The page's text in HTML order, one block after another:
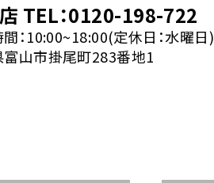
TEL：0120-198-722
：10:00~18:00(定休日：水曜日)
富山市掛尾町283番地1